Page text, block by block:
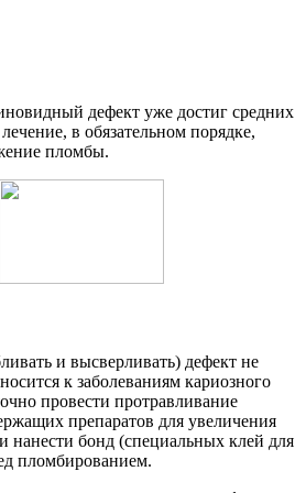
дефект уже достиг средних
в обязательном порядке,
пломбы.
и высверливать) дефект не
к заболеваниям кариозного
провести протравливание
препаратов для увеличения
нанести бонд (специальных клей для
пломбированием.